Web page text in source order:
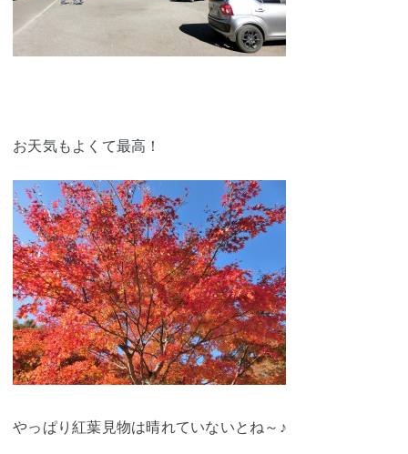
お天気もよくて最高！
やっぱり紅葉見物は晴れていないとね～♪